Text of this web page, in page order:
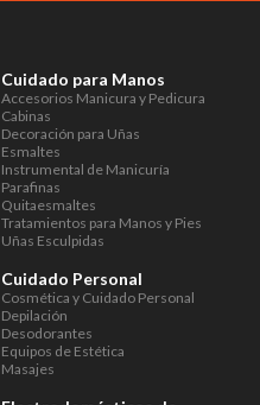
Cuidado para Manos
Accesorios Manicura y Pedicura
Cabinas
Decoración para Uñas
Esmaltes
Instrumental de Manicuría
Parafinas
Quitaesmaltes
Tratamientos para Manos y Pies
Uñas Esculpidas
Cuidado Personal
Cosmética y Cuidado Personal
Depilación
Desodorantes
Equipos de Estética
Masajes